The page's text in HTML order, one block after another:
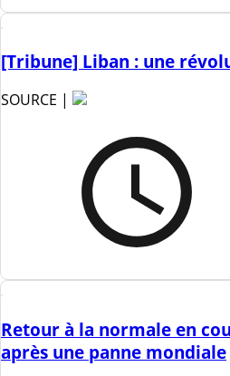
[Tribune] Liban : une
SOURCE |
Retour à la normale en
après une panne mondiale